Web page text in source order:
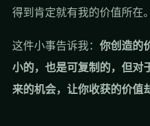
得到肯定就有我的价值所在。
这件小事告诉我： 你创造的
小的，也是可复制的，但对
来的机会，让你收获的价值